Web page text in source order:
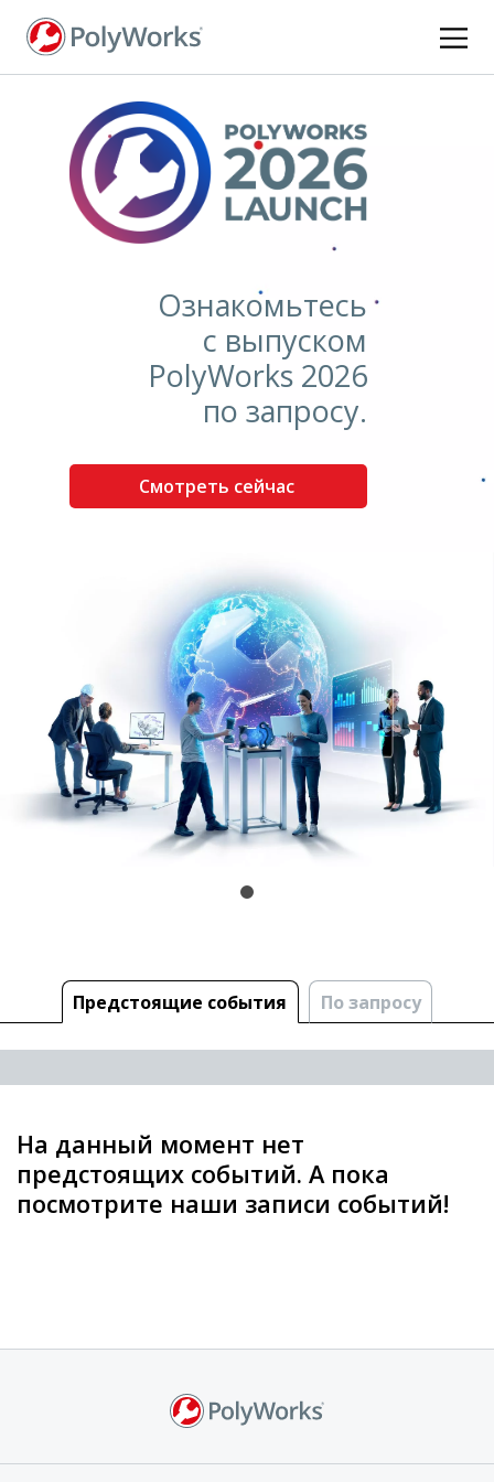
Перейти
Ознакомьтесь
с выпуском
PolyWorks 2026
по запросу.
Смотреть сейчас
Предстоящие cобытия По запросу
На данный момент нет
предстоящих событий. А пока
посмотрите наши записи событий!